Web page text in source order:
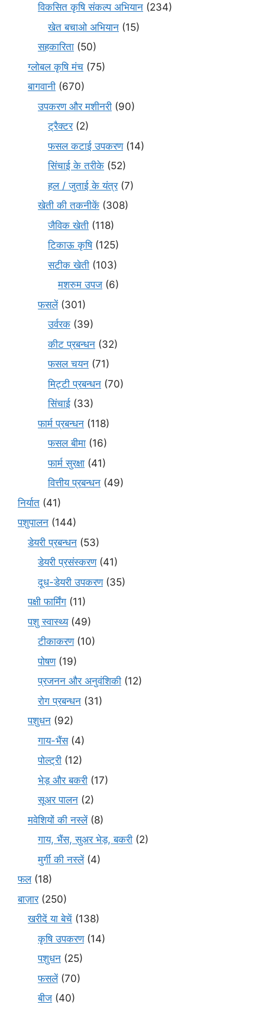
विकसित कृषि संकल्प अभियान (234)
खेत बचाओ अभियान (15)
सहकारिता (50)
ग्लोबल कृषि मंच (75)
बागवानी (670)
उपकरण और मशीनरी (90)
ट्रैक्टर(2)
फसल कटाई उपकरण(14)
सिंचाई के तरीके (52)
हल / जुताई के यंत्र(7)
खेती की तकनीकें (308)
जैविक खेती (118)
टिकाऊ कृषि(125)
सटीक खेती (103)
मशरुम उपज (6)
फसलें(301)
उर्वरक (39)
कीट प्रबन्धन (32)
फसल चयन (71)
मि‌ट्टी प्रबन्धन (70)
सिंचाई (33)
फार्म प्रबन्धन (118)
फसल बीमा (16)
फार्म सुरक्षा (41)
वित्तीय प्रबन्धन (49)
निर्यात (41)
पशुपालन (144)
डेयरी प्रबन्धन (53)
डेयरी प्रसंस्करण(41)
दूध-डेयरी उपकरण(35)
पक्षी फार्मिंग (11)
पशु स्वास्थ्य(49)
टीकाकरण(10)
पोषण(19)
प्रजनन और अनुवंशिकी (12)
रोग प्रबन्धन (31)
पशुधन (92)
गाय-भैंस(4)
पोल्ट्री (12)
भेड़ और बकरी (17)
सूअर पालन (2)
मवेशियों की नस्लें(8)
गाय, भैंस, सुअर भेड़, बकरी (2)
मुर्गी की नस्लें(4)
फल(18)
बाज़ार(250)
खरीदें या बेचें (138)
कृषि उपकरण(14)
पशुधन (25)
फसलें(70)
बीज (40)